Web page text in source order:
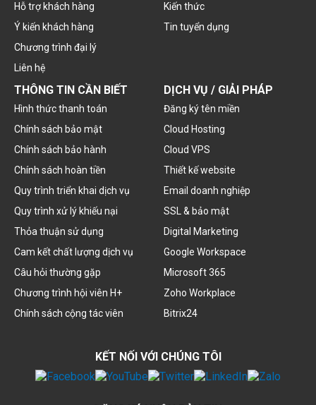
Hỗ trợ khách hàng
Ý kiến khách hàng
Chương trình đại lý
Liên hệ
Kiến thức
Tin tuyển dụng
THÔNG TIN CẦN BIẾT
Hình thức thanh toán
Chính sách bảo mật
Chính sách bảo hành
Chính sách hoàn tiền
Quy trình triển khai dịch vụ
Quy trình xử lý khiếu nại
Thỏa thuận sử dụng
Cam kết chất lượng dịch vụ
Câu hỏi thường gặp
Chương trình hội viên H+
Chính sách cộng tác viên
DỊCH VỤ / GIẢI PHÁP
Đăng ký tên miền
Cloud Hosting
Cloud VPS
Thiết kế website
Email doanh nghiệp
SSL & bảo mật
Digital Marketing
Google Workspace
Microsoft 365
Zoho Workplace
Bitrix24
KẾT NỐI VỚI CHÚNG TÔI